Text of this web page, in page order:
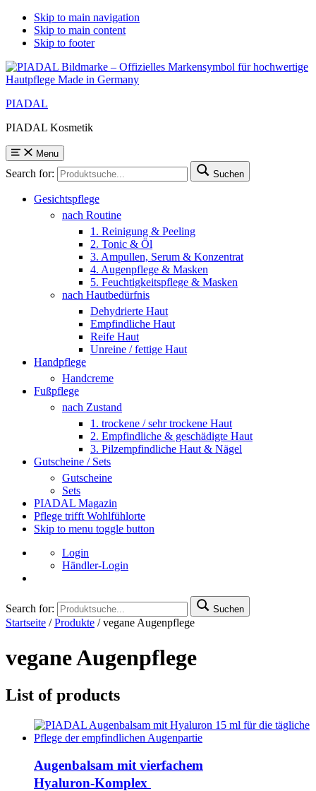
Skip to main navigation
Skip to main content
Skip to footer
PIADAL
PIADAL Kosmetik
Menu
Search for: Suchen
Gesichtspflege
nach Routine
1. Reinigung & Peeling
2. Tonic & Öl
3. Ampullen, Serum & Konzentrat
4. Augenpflege & Masken
5. Feuchtigkeitspflege & Masken
nach Hautbedürfnis
Dehydrierte Haut
Empfindliche Haut
Reife Haut
Unreine / fettige Haut
Handpflege
Handcreme
Fußpflege
nach Zustand
1. trockene / sehr trockene Haut
2. Empfindliche & geschädigte Haut
3. Pilzempfindliche Haut & Nägel
Gutscheine / Sets
Gutscheine
Sets
PIADAL Magazin
Pflege trifft Wohlfühlorte
Skip to menu toggle button
Login
Händler-Login
Search for: Suchen
Startseite /Produkte /vegane Augenpflege
vegane Augenpflege
List of products
Augenbalsam mit vierfachem
Hyaluron‑Komplex